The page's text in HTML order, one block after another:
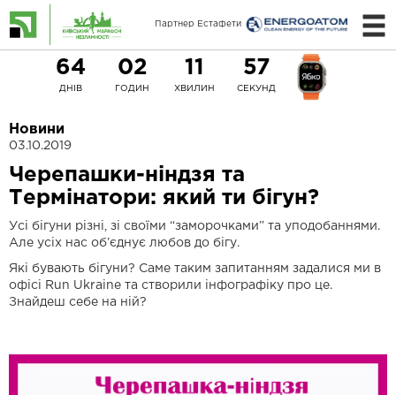
Партнер Естафети
64
ДНІВ
02
ГОДИН
11
ХВИЛИН
57
СЕКУНД
Новини
03.10.2019
Черепашки-ніндзя та
Термінатори: який ти бігун?
Усі бігуни різні, зі своїми “заморочками” та уподобаннями.
Але усіх нас об’єднує любов до бігу.
Які бувають бігуни? Саме таким запитанням задалися ми в
офісі Run Ukraine та створили інфографіку про це.
Знайдеш себе на ній?